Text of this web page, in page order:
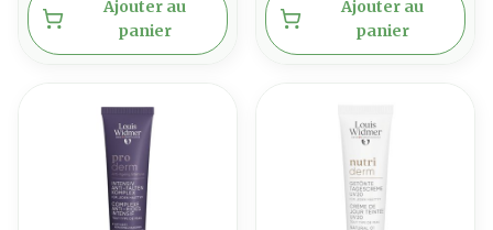
Ajouter au
panier
Ajouter au
panier